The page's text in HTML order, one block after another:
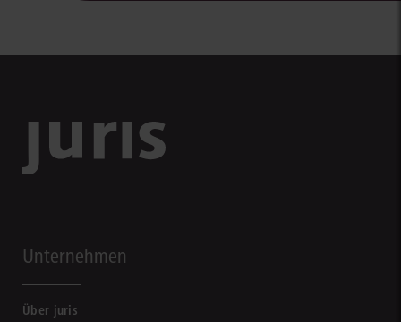
Unternehmen
Über juris